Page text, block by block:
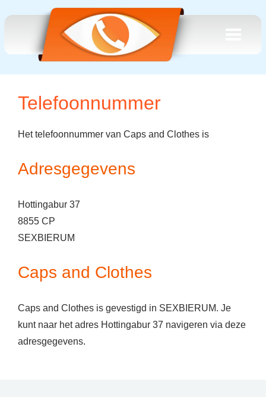
Telefoonnummer
Het telefoonnummer van Caps and Clothes is
Adresgegevens
Hottingabur 37
8855 CP
SEXBIERUM
Caps and Clothes
Caps and Clothes is gevestigd in SEXBIERUM. Je
kunt naar het adres Hottingabur 37 navigeren via deze
adresgegevens.